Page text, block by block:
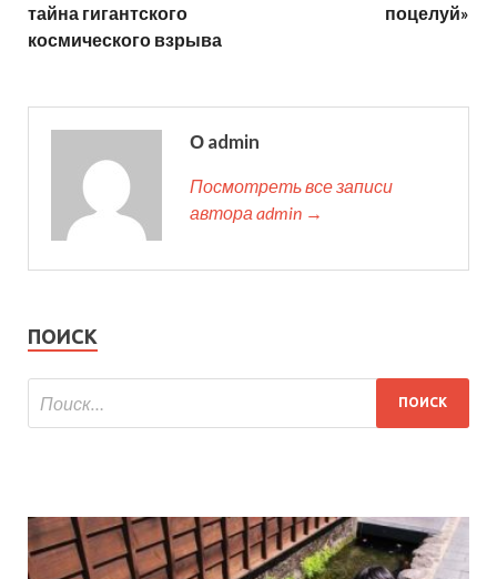
тайна гигантского
космического взрыва
поцелуй»
О admin
Посмотреть все записи
автора admin →
ПОИСК